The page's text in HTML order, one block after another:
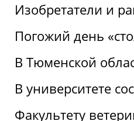
Изобретатели и
Погожий день
В Тюменской
В университете
Факультету